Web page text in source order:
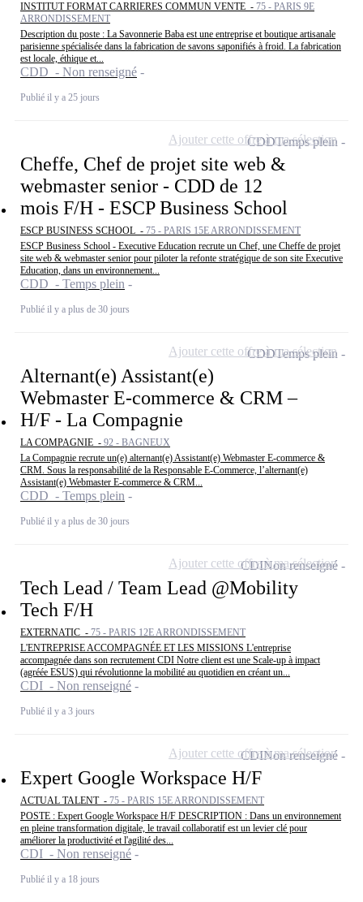
INSTITUT FORMAT CARRIERES COMMUN VENTE - 75 - PARIS 9E
ARRONDISSEMENT
Description du poste : La Savonnerie Baba est une entreprise et boutique artisanale
parisienne spécialisée dans la fabrication de savons saponifiés à froid. La fabrication
est locale, éthique et...
CDD - Non renseigné
Publié il y a 25 jours
Cheffe, Chef de projet site web &
webmaster senior - CDD de 12
mois F/H - ESCP Business School
ESCP BUSINESS SCHOOL - 75 - PARIS 15E ARRONDISSEMENT
ESCP Business School - Executive Education recrute un Chef, une Cheffe de projet
site web & webmaster senior pour piloter la refonte stratégique de son site Executive
Education, dans un environnement...
CDD - Temps plein
Publié il y a plus de 30 jours
CDDTemps plein
Ajouter cette offre à ma sélection
Alternant(e) Assistant(e)
Webmaster E-commerce & CRM –
H/F - La Compagnie
LA COMPAGNIE - 92 - BAGNEUX
La Compagnie recrute un(e) alternant(e) Assistant(e) Webmaster E-commerce &
CRM. Sous la responsabilité de la Responsable E-Commerce, l’alternant(e)
Assistant(e) Webmaster E-commerce & CRM...
CDD - Temps plein
Publié il y a plus de 30 jours
CDDTemps plein
Ajouter cette offre à ma sélection
Tech Lead / Team Lead @Mobility
Tech F/H
EXTERNATIC - 75 - PARIS 12E ARRONDISSEMENT
L'ENTREPRISE ACCOMPAGNÉE ET LES MISSIONS L'entreprise
accompagnée dans son recrutement CDI Notre client est une Scale-up à impact
(agréée ESUS) qui révolutionne la mobilité au quotidien en créant un...
CDI - Non renseigné
Publié il y a 3 jours
CDINon renseigné
Ajouter cette offre à ma sélection
Expert Google Workspace H/F
ACTUAL TALENT - 75 - PARIS 15E ARRONDISSEMENT
POSTE : Expert Google Workspace H/F DESCRIPTION : Dans un environnement
en pleine transformation digitale, le travail collaboratif est un levier clé pour
améliorer la productivité et l'agilité des...
CDI - Non renseigné
Publié il y a 18 jours
CDINon renseigné
Ajouter cette offre à ma sélection